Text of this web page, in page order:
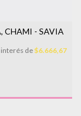
CHAMI - SAVIA
interés de$6.666,67